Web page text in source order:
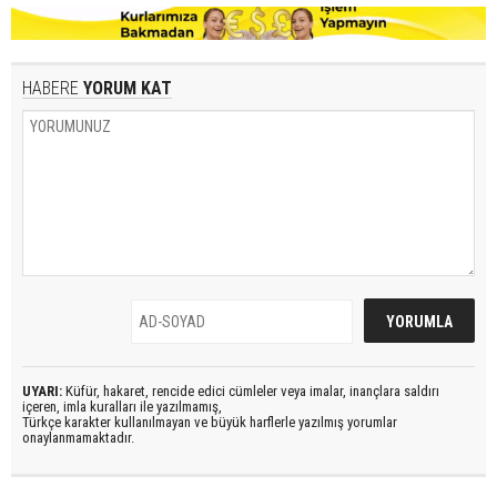
HABERE YORUM KAT
UYARI: Küfür, hakaret, rencide edici cümleler veya imalar, inançlara saldırı
içeren, imla kuralları ile yazılmamış,
Türkçe karakter kullanılmayan ve büyük harflerle yazılmış yorumlar
onaylanmamaktadır.